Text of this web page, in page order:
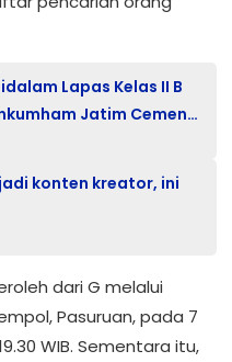
Lapas Kelas II B
Jatim Cemen
dan KAMTIB
konten kreator, ini
dari G melalui
Pasuruan, pada 7
WIB. Sementara itu,